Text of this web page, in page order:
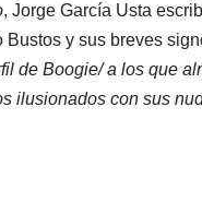
, Jorge García Usta
Bustos y sus breves
de Boogie/ a los que
ilusionados con sus